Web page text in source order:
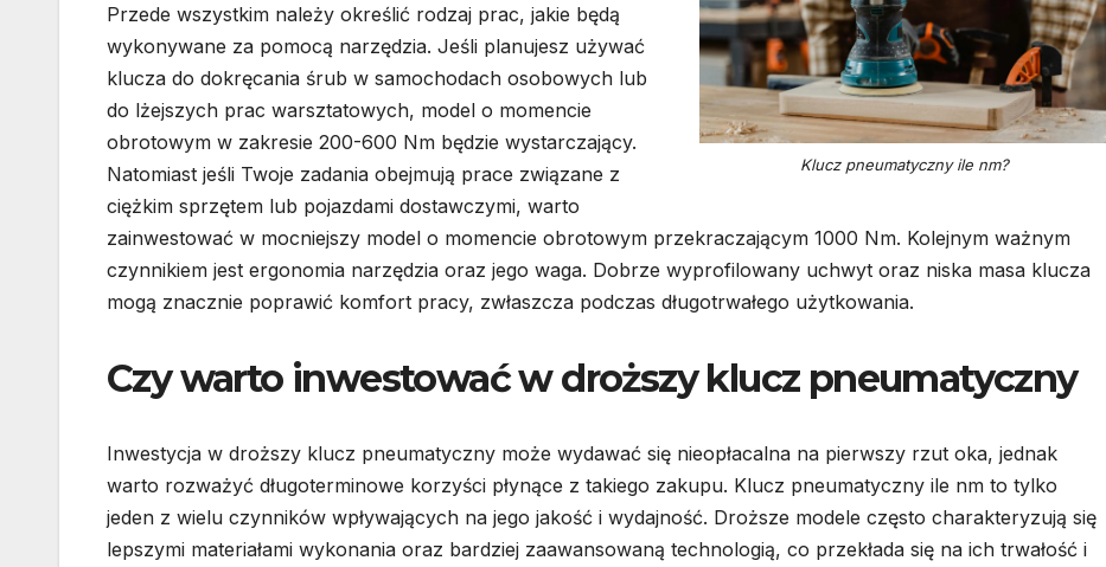
Klucz pneumatyczny ile nm?
Przede wszystkim należy określić rodzaj prac, jakie będą
wykonywane za pomocą narzędzia. Jeśli planujesz używać
klucza do dokręcania śrub w samochodach osobowych lub
do lżejszych prac warsztatowych, model o momencie
obrotowym w zakresie 200-600 Nm będzie wystarczający.
Natomiast jeśli Twoje zadania obejmują prace związane z
ciężkim sprzętem lub pojazdami dostawczymi, warto
zainwestować w mocniejszy model o momencie obrotowym przekraczającym 1000 Nm. Kolejnym ważnym
czynnikiem jest ergonomia narzędzia oraz jego waga. Dobrze wyprofilowany uchwyt oraz niska masa klucza
mogą znacznie poprawić komfort pracy, zwłaszcza podczas długotrwałego użytkowania.
Czy warto inwestować w droższy klucz pneumatyczny
Inwestycja w droższy klucz pneumatyczny może wydawać się nieopłacalna na pierwszy rzut oka, jednak
warto rozważyć długoterminowe korzyści płynące z takiego zakupu. Klucz pneumatyczny ile nm to tylko
jeden z wielu czynników wpływających na jego jakość i wydajność. Droższe modele często charakteryzują się
lepszymi materiałami wykonania oraz bardziej zaawansowaną technologią, co przekłada się na ich trwałość i